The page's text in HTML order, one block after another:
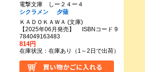
電撃文庫 しー２４ー４
シクラメン
夕薙
ＫＡＤＯＫＡＷＡ (文庫)
【2025年06月発売】 ISBNコード 9
784049163483
814円
在庫状況：在庫あり（1～2日で出荷）